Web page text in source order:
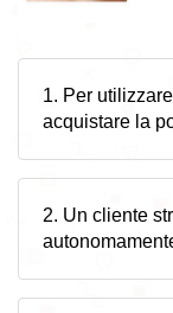
1. Per
acquistare la
2. Un cliente